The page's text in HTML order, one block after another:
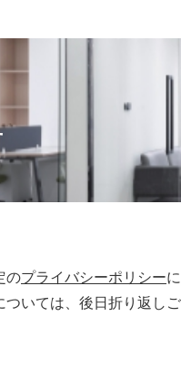
のプライバシーポリシー
いては、後⽇折り返し